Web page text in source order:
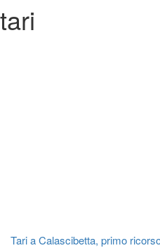
tari
Tari a Calascibetta, primo